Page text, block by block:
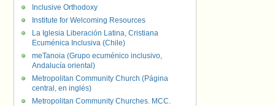
Inclusive Orthodoxy
Institute for Welcoming Resources
La Iglesia Liberación Latina, Cristiana
Ecuménica Inclusiva (Chile)
meTanoia (Grupo ecuménico inclusivo,
Andalucía oriental)
Metropolitan Community Church (Página
central, en inglés)
Metropolitan Community Churches. MCC.